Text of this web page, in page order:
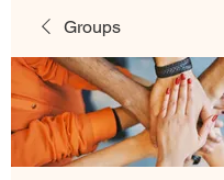
Groups